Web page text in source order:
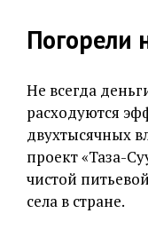
Погорели
Не всегда
расходуются
двухтысячных
проект «Таза-
чистой
села в стране.